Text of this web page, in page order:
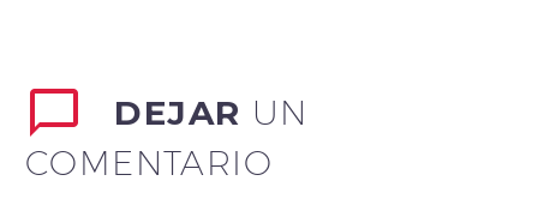
DEJAR UN
COMENTARIO